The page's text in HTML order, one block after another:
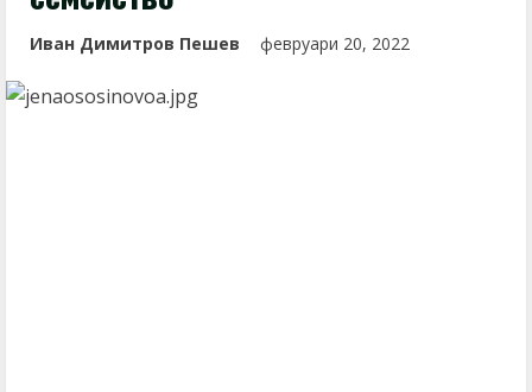
Иван Димитров Пешев февруари 20, 2022